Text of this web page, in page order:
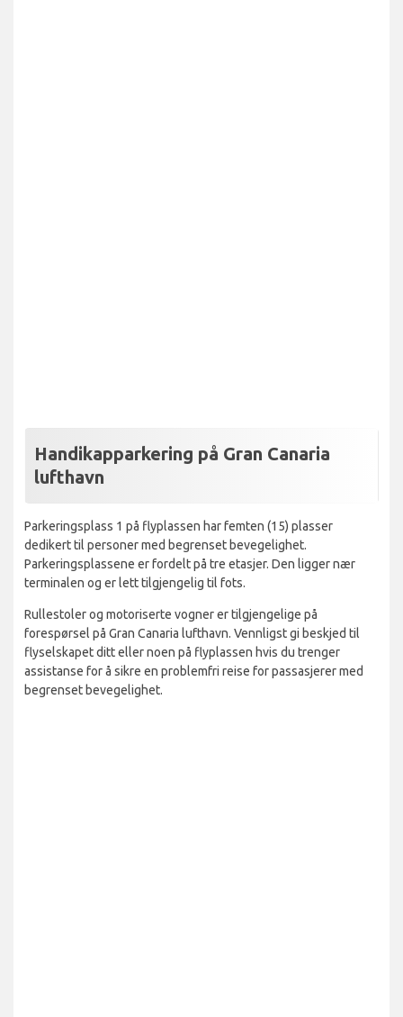
Handikapparkering på Gran Canaria
lufthavn
Parkeringsplass 1 på flyplassen har femten (15) plasser
dedikert til personer med begrenset bevegelighet.
Parkeringsplassene er fordelt på tre etasjer. Den ligger nær
terminalen og er lett tilgjengelig til fots.
Rullestoler og motoriserte vogner er tilgjengelige på
forespørsel på Gran Canaria lufthavn. Vennligst gi beskjed til
flyselskapet ditt eller noen på flyplassen hvis du trenger
assistanse for å sikre en problemfri reise for passasjerer med
begrenset bevegelighet.